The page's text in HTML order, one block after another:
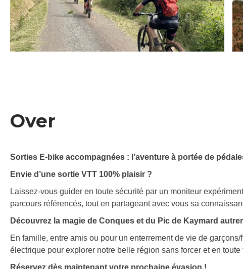
Over
Sorties E-bike accompagnées : l’aventure à portée de
Envie d’une sortie VTT 100% plaisir ?
Laissez-vous guider en toute sécurité par un moniteur
parcours référencés, tout en partageant avec vous sa
Découvrez la magie de Conques et du Pic de Kaymard
En famille, entre amis ou pour un enterrement de vie de
électrique pour explorer notre belle région sans forcer et en toute